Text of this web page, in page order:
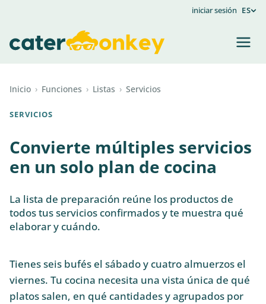
iniciar sesión ES
Inicio › Funciones › Listas › Servicios
SERVICIOS
Convierte múltiples servicios
en un solo plan de cocina
La lista de preparación reúne los productos de
todos tus servicios confirmados y te muestra qué
elaborar y cuándo.
Tienes seis bufés el sábado y cuatro almuerzos el
viernes. Tu cocina necesita una vista única de qué
platos salen, en qué cantidades y agrupados por